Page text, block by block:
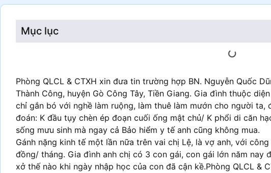
Mục lục
Phòng QLCL & CTXH xin đưa tin trường hợp BN. Nguyễn Quốc
Thành Công, huyện Gò Công Tây, Tiền Giang. Gia đình thuộc
chỉ gắn bó với nghề làm ruộng, làm thuê làm mướn cho người
đoán: K đầu tụy chèn ép đoạn cuối ống mật chủ/ K phổi di căn
sống mưu sinh mà ngay cả Bảo hiểm y tế anh cũng không mua.
Gánh nặng kinh tế một lần nữa trên vai chị Lệ, là vợ anh, với
đồng/ tháng. Gia đình anh chị có 3 con gái, con gái lớn năm nay
xở thế nào khi ngày nhập học của con đã cận kề.Phòng QLCL &